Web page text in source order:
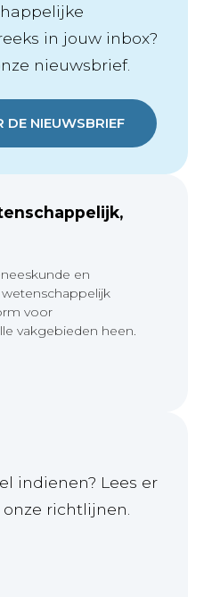
in jouw inbox?
nieuwsbrief.
DE NIEUWSBRIEF
en
voor
vakgebieden heen.
indienen? Lees er
richtlijnen.